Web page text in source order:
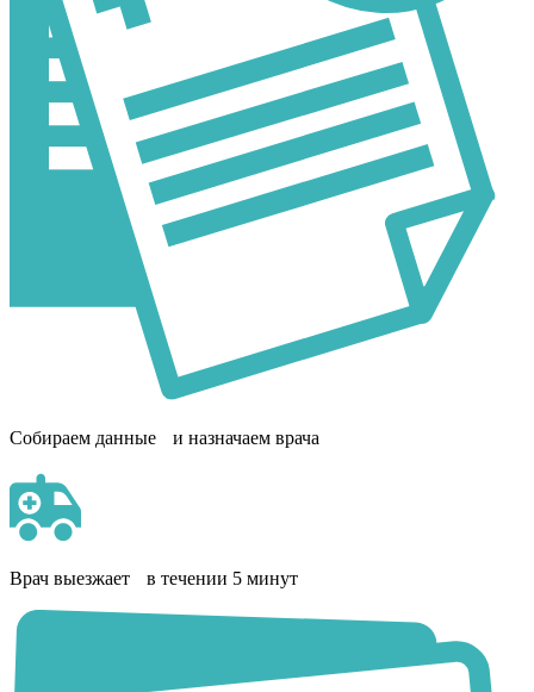
Собираем данные и назначаем врача
Врач выезжает в течении 5 минут